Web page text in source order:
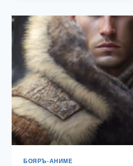
БОЯРЪ-АНИМЕ